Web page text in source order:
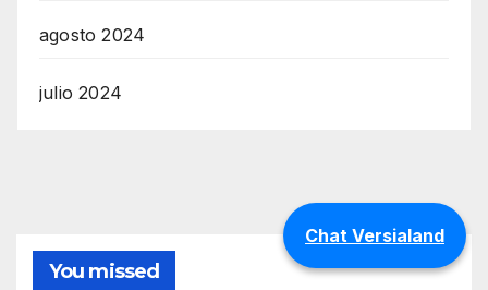
Chat Versialand
agosto 2024
julio 2024
You missed